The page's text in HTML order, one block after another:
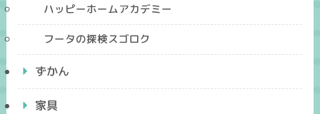
ハッピーホームアカデミー
フータの探検スゴロク
ずかん
家具